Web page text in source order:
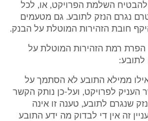
השלמת הפרויקט, או, לכל
נגרם הנזק לתובע. גם מטעמים
חובת הזהירות המוטלת על הבנק.
הפרת רמת הזהירות המוטלת על
לתובע:
ממילא התובע לא הסתמך על
העניק לפרויקט, ועל-כן נותק הקשר
שנגרם לתובע, טענה זו אינה
זה אין די לבדוק מה ידע התובע